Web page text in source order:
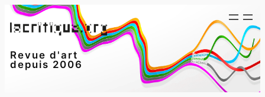
Aller
au
Revue d'art
depuis 2006